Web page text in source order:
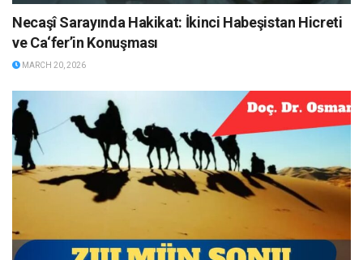
Necaşî Sarayında Hakikat: İkinci Habeşistan Hicreti
ve Ca‘fer’in Konuşması
MARCH 20, 2026